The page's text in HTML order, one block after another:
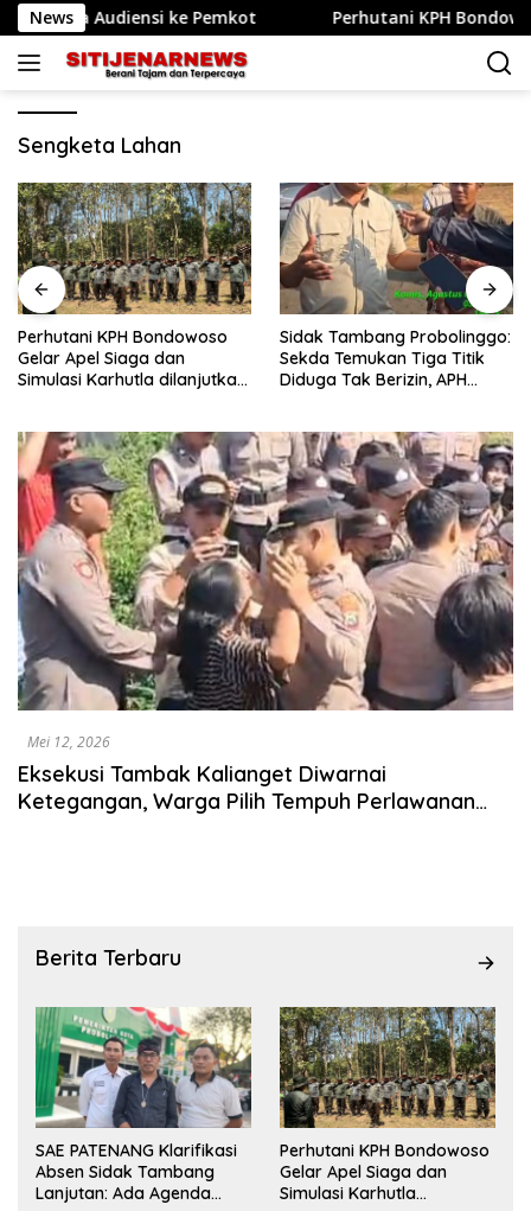
Langsung
ke
konten
News
Audiensi ke Pemkot Perhutani KPH Bondowoso
Sengketa Lahan
Perhutani KPH Bondowoso
Gelar Apel Siaga dan
Simulasi Karhutla dilanjutkan
Sidak Tambang Probolinggo:
Sekda Temukan Tiga Titik
Diduga Tak Berizin, APH
Mei 12, 2026
Eksekusi Tambak Kalianget Diwarnai
Ketegangan, Warga Pilih Tempuh Perlawanan
Berita Terbaru
SAE PATENANG Klarifikasi
Absen Sidak Tambang
Lanjutan: Ada Agenda
Perhutani KPH Bondowoso
Gelar Apel Siaga dan
Simulasi Karhutla